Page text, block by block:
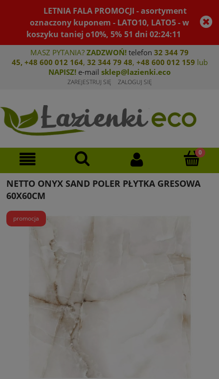
LETNIA FALA PROMOCJI - asortyment
oznaczony kuponem - LATO10, LATO5 - w
koszyku taniej o10%, 5% 51 dni02:24:11
MASZ PYTANIA? ZADZWOŃ! telefon 32 344 79
45, +48 600 012 164, 32 344 79 48, +48 600 012 159 lub
NAPISZ! e-mail sklep@lazienki.eco
ZAREJESTRUJ SIĘ ZALOGUJ SIĘ
NETTO ONYX SAND POLER PŁYTKA GRESOWA
60X60CM
promocja